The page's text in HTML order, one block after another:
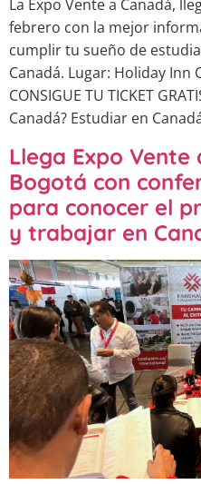
La Expo Vente a Canadá,
febrero con la mejor
cumplir tu sueño de
Canadá. Lugar: Holiday Inn
CONSIGUE TU TICKET
Canadá? Estudiar en
Llega Expo Vente
Bogotá con
para conocer el
y trabajar en